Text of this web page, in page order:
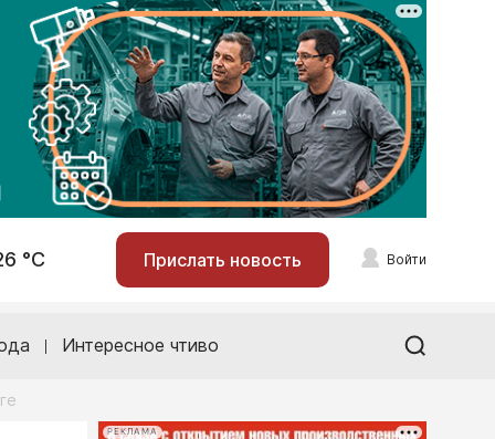
°С Прислать новость Войти
Интересное чтиво
РЕКЛАМА